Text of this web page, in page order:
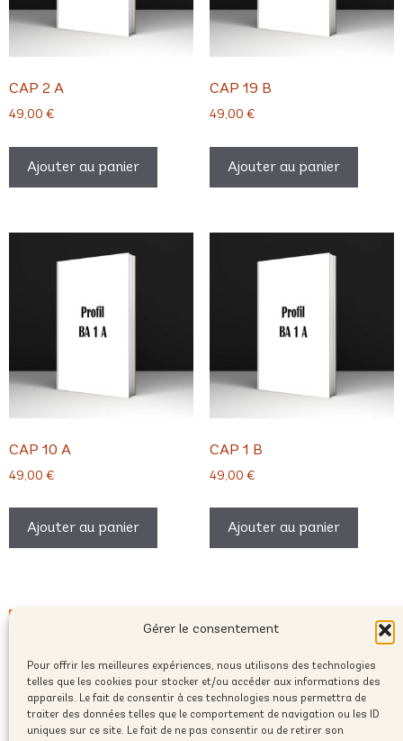
Gérer le consentement
Pour offrir les meilleures expériences, nous utilisons des technologies
telles que les cookies pour stocker et/ou accéder aux informations des
appareils. Le fait de consentir à ces technologies nous permettra de
traiter des données telles que le comportement de navigation ou les ID
uniques sur ce site. Le fait de ne pas consentir ou de retirer son
CAP 2 A
49,00 €
Ajouter au panier
CAP 19 B
49,00 €
Ajouter au panier
CAP 10 A
49,00 €
Ajouter au panier
CAP 1 B
49,00 €
Ajouter au panier